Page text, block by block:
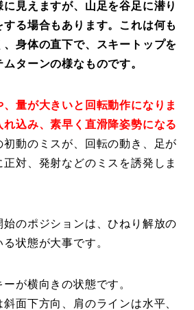
見えますが、山足を谷足に潜り
る場合もあります。これは何も
身体の直下で、スキートップを
ターンの様なものです。
量が大きいと回転動作になりま
込み、素早く直滑降姿勢になる
初動のミスが、回転の動き、足が
対、発射などのミスを誘発しま
始のポジションは、ひねり解放の
状態が大事です。
が横向きの状態です。
面下方向、肩のラインは水平、